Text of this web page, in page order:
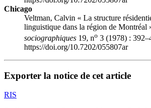
Chicago
Veltman, Calvin « La structure
linguistique dans la région de Montréal
sociographiques 19, no 3 (1978) :
https://doi.org/10.7202/055807ar
Exporter la notice de cet article
RIS